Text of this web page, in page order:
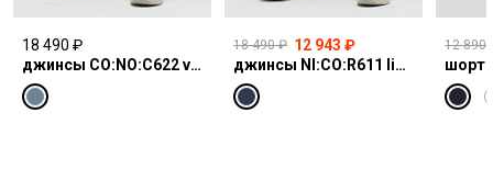
18 490 ₽
джинсы CO:NO:C622 vintage blue print
18 490 ₽ 12 943 ₽
джинсы NI:CO:R611 light vintage print jogg
12 890